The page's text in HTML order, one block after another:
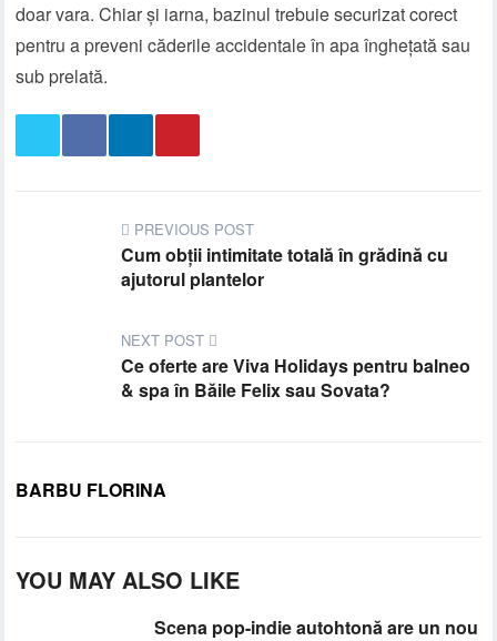
doar vara. Chiar și iarna, bazinul trebuie securizat corect
pentru a preveni căderile accidentale în apa înghețată sau
sub prelată.
PREVIOUS POST
Cum obții intimitate totală în grădină cu
ajutorul plantelor
NEXT POST
Ce oferte are Viva Holidays pentru balneo
& spa în Băile Felix sau Sovata?
BARBU FLORINA
YOU MAY ALSO LIKE
Scena pop-indie autohtonă are un nou